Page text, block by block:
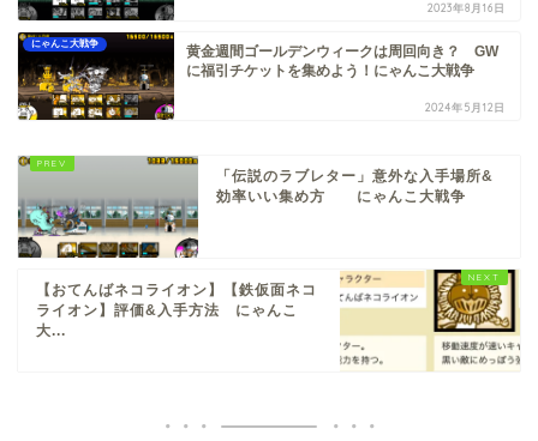
2023年8月16日
にゃんこ大戦争
黄金週間ゴールデンウィークは周回向き？ GW
に福引チケットを集めよう！にゃんこ大戦争
2024年5月12日
「伝説のラブレター」意外な入手場所&
効率いい集め方 にゃんこ大戦争
【おてんばネコライオン】【鉄仮面ネコ
ライオン】評価&入手方法 にゃんこ
大...